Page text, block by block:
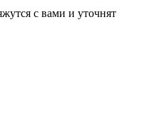
с вами и уточнят